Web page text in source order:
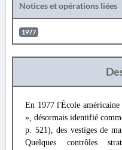
Notices et opérations liées
1977
En 1977 l'École américaine
», désormais identifié
p. 521), des vestiges de
Quelques contrôles